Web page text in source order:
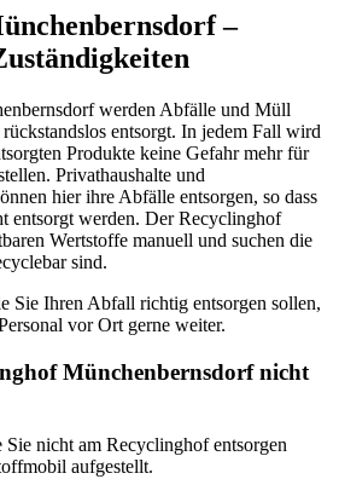
–
werden Abfälle und Müll
entsorgt. In jedem Fall wird
Produkte keine Gefahr mehr für
Privathaushalte und
hier ihre Abfälle entsorgen, so dass
entsorgt werden. Der Recyclinghof
Wertstoffe manuell und suchen die
sind.
Sie Ihren Abfall richtig entsorgen sollen,
vor Ort gerne weiter.
Münchenbernsdorf nicht
nicht am Recyclinghof entsorgen
aufgestellt.